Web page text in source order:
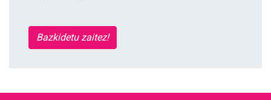
Bazkidetu zaitez!